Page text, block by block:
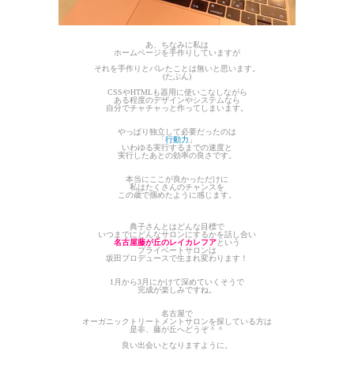
あ、ちなみに私は
ホームページを手作りしていますが
それを手作りとバレたことは無いと思います。
(たぶん)
CSSやHTMLも器用に使いこなしながら
ある程度のデザインやシステムなら
自分でチャチャっと作ってしまいます。
やっぱり独立して必要だったのは
「 行動力 」
いわゆる実行するまでの速度と
実行したあとの効率の良さです。
本当にここが良かっただけに
私はたくさんのチャンスを
この歳で掴めたように感じます。
典子さんとはどんな目標で
いつまでにどんなサロンにするかを話し合い
名古屋藤が丘のレイカレフアという
プライベートサロンは
坂田プロデュースで生まれ変わります！
1月から3月にかけて深めていくそうで
完成が楽しみですね。
名古屋で
オーガニックトリートメントサロンを探している方は
是非、藤が丘へどうぞ＾＾
良い出会いとなりますように。